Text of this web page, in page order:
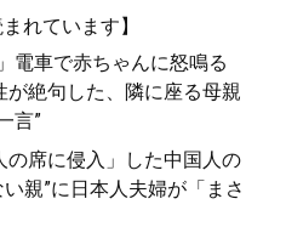
れています】
電車で赤ちゃんに怒鳴る
が絶句した、隣に座る母親
言”
席に侵入」した中国人の
い親”に日本人夫婦が「まさ